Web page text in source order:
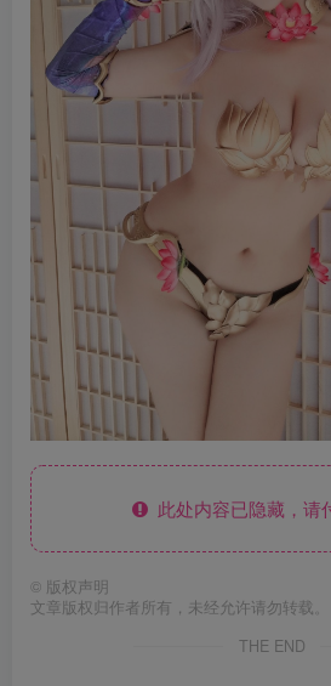
此处内容已隐藏，请
© 版权声明
文章版权归作者所有，未经允许请勿转载。
THE END